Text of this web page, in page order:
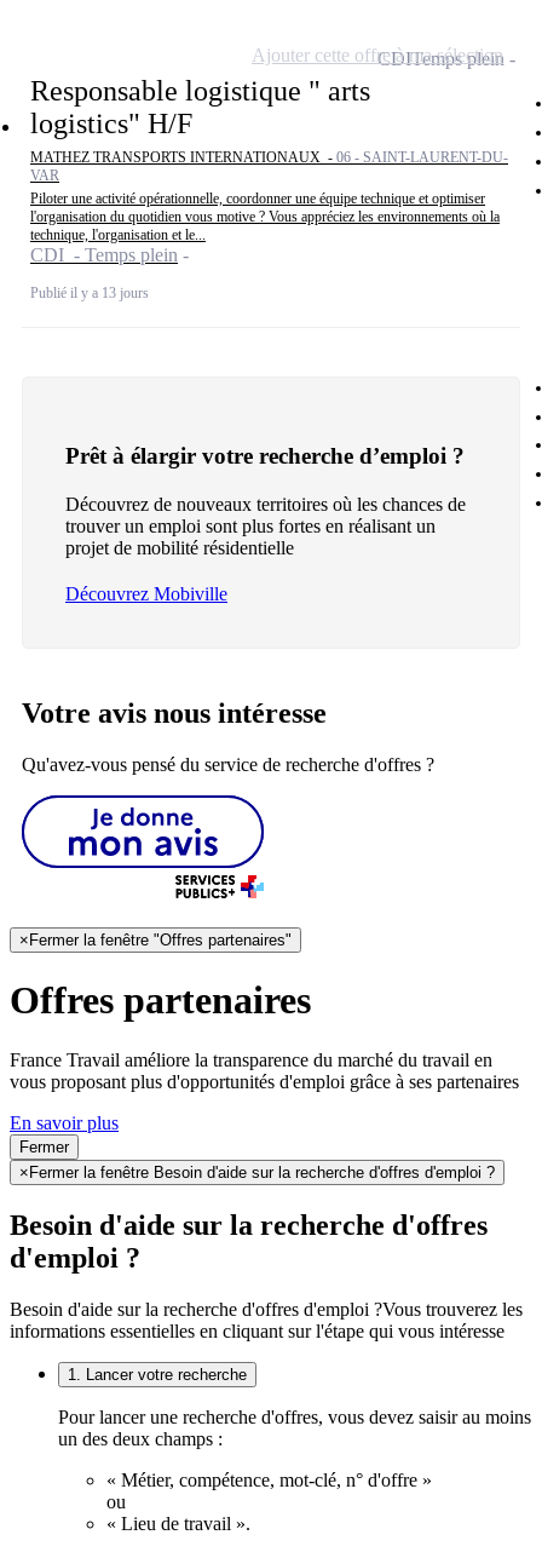
Responsable logistique " arts
logistics" H/F
MATHEZ TRANSPORTS INTERNATIONAUX - 06 - SAINT-LAURENT-DU-
VAR
Piloter une activité opérationnelle, coordonner une équipe technique et optimiser
l'organisation du quotidien vous motive ? Vous appréciez les environnements où la
technique, l'organisation et le...
CDI - Temps plein
Publié il y a 13 jours
CDITemps plein
Ajouter cette offre à ma sélection
Prêt à élargir votre recherche d’emploi ?
Découvrez de nouveaux territoires où les chances de
trouver un emploi sont plus fortes en réalisant un
projet de mobilité résidentielle
Découvrez Mobiville
Votre avis nous intéresse
Qu'avez-vous pensé du service de recherche d'offres ?
× Fermer la fenêtre "Offres partenaires"
Offres partenaires
France Travail améliore la transparence du marché du travail en
vous proposant plus d'opportunités d'emploi grâce à ses partenaires
En savoir plus
Fermer
× Fermer la fenêtre Besoin d'aide sur la recherche d'offres d'emploi ?
Besoin d'aide sur la recherche d'offres
d'emploi ?
Besoin d'aide sur la recherche d'offres d'emploi ?Vous trouverez les
informations essentielles en cliquant sur l'étape qui vous intéresse
1. Lancer votre recherche
Pour lancer une recherche d'offres, vous devez saisir au moins
un des deux champs :
« Métier, compétence, mot-clé, n° d'offre »
ou
« Lieu de travail ».